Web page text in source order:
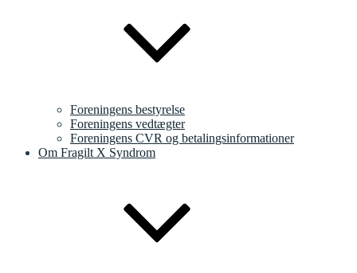
Foreningens bestyrelse
Foreningens vedtægter
Foreningens CVR og betalingsinformationer
Om Fragilt X Syndrom